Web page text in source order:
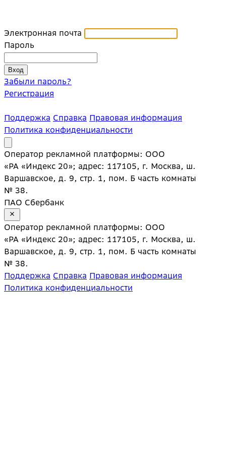
Электронная почта
Пароль
Забыли пароль?
Регистрация
Поддержка Справка Правовая информация
Политика конфиденциальности
Оператор рекламной платформы: ООО
«РА «Индекс 20»; адрес: 117105, г. Москва, ш.
Варшавское, д. 9, стр. 1, пом. Б часть комнаты
№ 38.
ПАО Сбербанк
Оператор рекламной платформы: ООО
«РА «Индекс 20»; адрес: 117105, г. Москва, ш.
Варшавское, д. 9, стр. 1, пом. Б часть комнаты
№ 38.
Поддержка Справка Правовая информация
Политика конфиденциальности